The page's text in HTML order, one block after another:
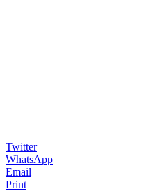
Twitter
WhatsApp
Email
Print